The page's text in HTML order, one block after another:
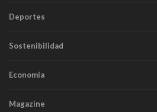
Deportes
Sostenibilidad
Economía
Magazine